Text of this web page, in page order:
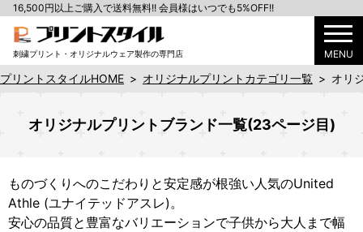
刺繍プリント・オリジナルウェア製作の専門店 MENU
16,500円以上ご購入で送料無料!! 会員様はいつでも5%OFF!!
プリントスタイルHOME > オリジナルプリントカテゴリ一覧 > オリ
オリジナルプリントブランド一覧(23ページ目)
ものづくりへのこだわりと安定感が根強い人気のUnited
Athle (ユナイテッドアスレ)。
安心の品質と豊富なバリエーションで子供から大人まで幅